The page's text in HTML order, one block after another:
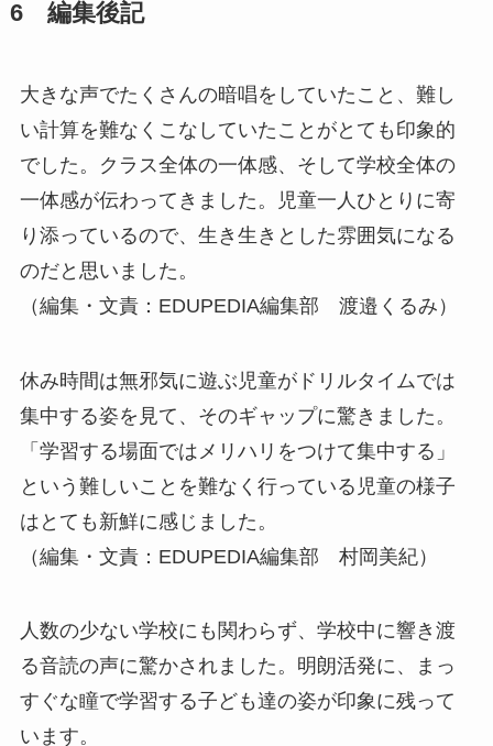
6 編集後記
大きな声でたくさんの暗唱をしていたこと、難し
い計算を難なくこなしていたことがとても印象的
でした。クラス全体の一体感、そして学校全体の
一体感が伝わってきました。児童一人ひとりに寄
り添っているので、生き生きとした雰囲気になる
のだと思いました。
（編集・文責：EDUPEDIA編集部 渡邉くるみ）
休み時間は無邪気に遊ぶ児童がドリルタイムでは
集中する姿を見て、そのギャップに驚きました。
「学習する場面ではメリハリをつけて集中する」
という難しいことを難なく行っている児童の様子
はとても新鮮に感じました。
（編集・文責：EDUPEDIA編集部 村岡美紀）
人数の少ない学校にも関わらず、学校中に響き渡
る音読の声に驚かされました。明朗活発に、まっ
すぐな瞳で学習する子ども達の姿が印象に残って
います。